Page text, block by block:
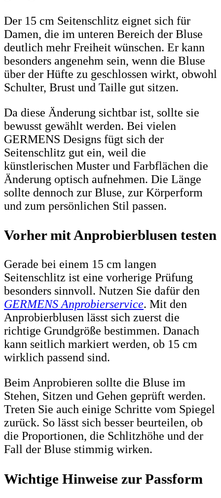
Der 15 cm Seitenschlitz eignet sich für
Damen, die im unteren Bereich der Bluse
deutlich mehr Freiheit wünschen. Er kann
besonders angenehm sein, wenn die Bluse
über der Hüfte zu geschlossen wirkt, obwohl
Schulter, Brust und Taille gut sitzen.
Da diese Änderung sichtbar ist, sollte sie
bewusst gewählt werden. Bei vielen
GERMENS Designs fügt sich der
Seitenschlitz gut ein, weil die
künstlerischen Muster und Farbflächen die
Änderung optisch aufnehmen. Die Länge
sollte dennoch zur Bluse, zur Körperform
und zum persönlichen Stil passen.
Vorher mit Anprobierblusen testen
Gerade bei einem 15 cm langen
Seitenschlitz ist eine vorherige Prüfung
besonders sinnvoll. Nutzen Sie dafür den
GERMENS Anprobierservice. Mit den
Anprobierblusen lässt sich zuerst die
richtige Grundgröße bestimmen. Danach
kann seitlich markiert werden, ob 15 cm
wirklich passend sind.
Beim Anprobieren sollte die Bluse im
Stehen, Sitzen und Gehen geprüft werden.
Treten Sie auch einige Schritte vom Spiegel
zurück. So lässt sich besser beurteilen, ob
die Proportionen, die Schlitzhöhe und der
Fall der Bluse stimmig wirken.
Wichtige Hinweise zur Passform